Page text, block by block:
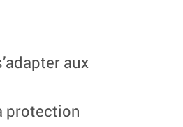
aux
protection